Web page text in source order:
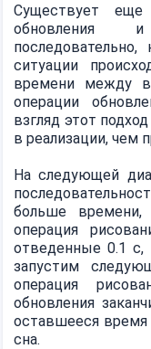
Существует
обновления
ситуации
времени между
операции
взгляд этот
в реализации, чем
На следующей
больше
операция
отведенные 0.1
запустим
операция
обновления
оставшееся
сна.